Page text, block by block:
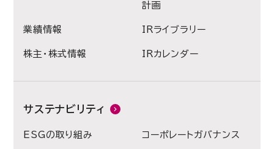
計画
業績情報 IRライブラリー
株主・株式情報 IRカレンダー
サステナビリティ
ESGの取り組み コーポレートガバナンス